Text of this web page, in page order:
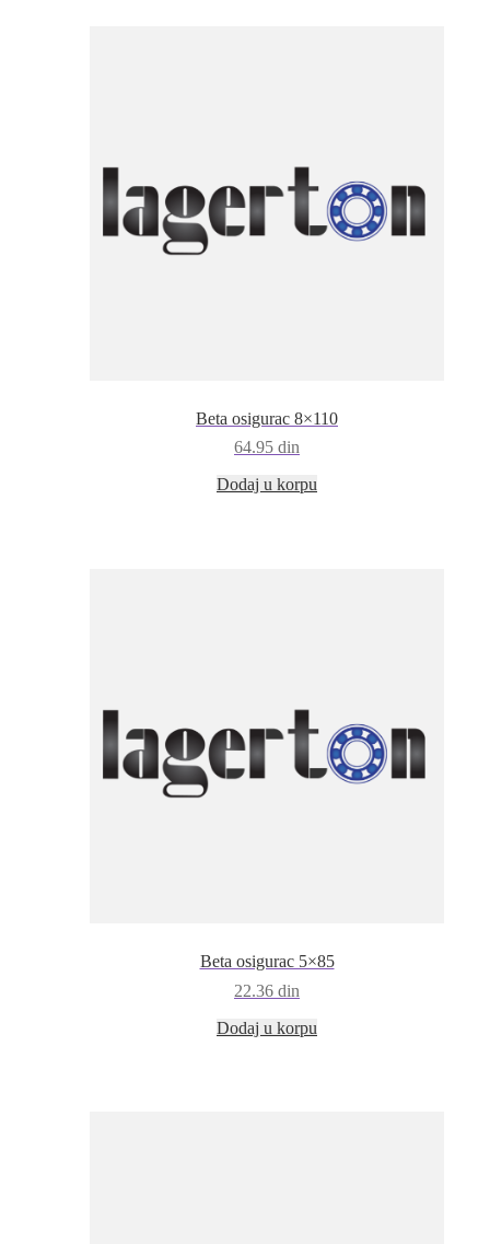
Beta osigurac 8×110
64.95 din
Dodaj u korpu
Beta osigurac 5×85
22.36 din
Dodaj u korpu